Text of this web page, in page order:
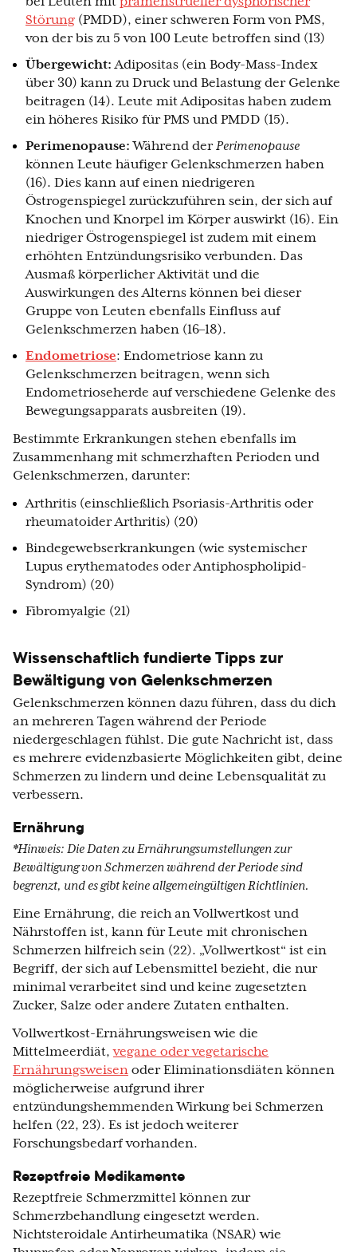
Störung (PMDD), einer schweren Form von PMS,
von der bis zu 5 von 100 Leute betroffen sind (13)
Übergewicht: Adipositas (ein Body-Mass-Index
über 30) kann zu Druck und Belastung der Gelenke
beitragen (14). Leute mit Adipositas haben zudem
ein höheres Risiko für PMS und PMDD (15).
Perimenopause:Während derPerimenopause
können Leute häufiger Gelenkschmerzen haben
(16). Dies kann auf einen niedrigeren
Östrogenspiegel zurückzuführen sein, der sich auf
Knochen und Knorpel im Körper auswirkt (16). Ein
niedriger Östrogenspiegel ist zudem mit einem
erhöhten Entzündungsrisiko verbunden. Das
Ausmaß körperlicher Aktivität und die
Auswirkungen des Alterns können bei dieser
Gruppe von Leuten ebenfalls Einfluss auf
Gelenkschmerzen haben (16–18).
Endometriose: Endometriose kann zu
Gelenkschmerzen beitragen, wenn sich
Endometrioseherde auf verschiedene Gelenke des
Bewegungsapparats ausbreiten (19).
Bestimmte Erkrankungen stehen ebenfalls im
Zusammenhang mit schmerzhaften Perioden und
Gelenkschmerzen, darunter:
Arthritis (einschließlich Psoriasis-Arthritis oder
rheumatoider Arthritis) (20)
Bindegewebserkrankungen (wie systemischer
Lupus erythematodes oder Antiphospholipid-
Syndrom) (20)
Fibromyalgie (21)
Wissenschaftlich fundierte Tipps zur
Bewältigung von Gelenkschmerzen
Gelenkschmerzen können dazu führen, dass du dich
an mehreren Tagen während der Periode
niedergeschlagen fühlst. Die gute Nachricht ist, dass
es mehrere evidenzbasierte Möglichkeiten gibt, deine
Schmerzen zu lindern und deine Lebensqualität zu
verbessern.
Ernährung
*Hinweis: Die Daten zu Ernährungsumstellungen zur
Bewältigung von Schmerzen während der Periode sind
begrenzt, und es gibt keine allgemeingültigen Richtlinien.
Eine Ernährung, die reich an Vollwertkost und
Nährstoffen ist, kann für Leute mit chronischen
Schmerzen hilfreich sein (22). „Vollwertkost“ ist ein
Begriff, der sich auf Lebensmittel bezieht, die nur
minimal verarbeitet sind und keine zugesetzten
Zucker, Salze oder andere Zutaten enthalten.
Vollwertkost-Ernährungsweisen wie die
Mittelmeerdiät,vegane oder vegetarische
Ernährungsweisen oder Eliminationsdiäten können
möglicherweise aufgrund ihrer
entzündungshemmenden Wirkung bei Schmerzen
helfen (22, 23). Es ist jedoch weiterer
Forschungsbedarf vorhanden.
Rezeptfreie Medikamente
Rezeptfreie Schmerzmittel können zur
Schmerzbehandlung eingesetzt werden.
Nichtsteroidale Antirheumatika (NSAR) wie